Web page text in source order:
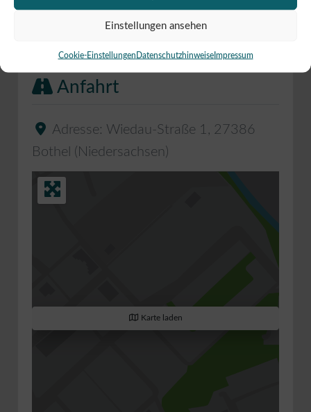
Einstellungen ansehen
Cookie-Einstellungen DatenschutzhinweiseImpressum
Anfahrt
Adresse: Wiedau-Straße 1 , 27386
Bothel ( Niedersachsen)
Karte laden